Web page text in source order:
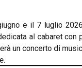
e il 7 luglio
al cabaret con
un concerto di